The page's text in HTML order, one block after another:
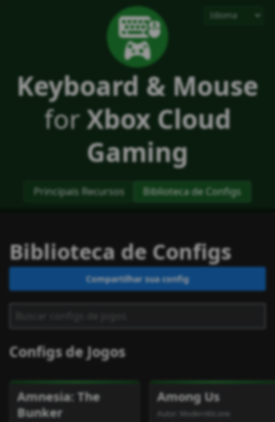
Keyboard & Mouse
forXbox Cloud
Gaming
Principais Recursos Biblioteca de Configs
Biblioteca de Configs
Compartilhar sua config
Configs de Jogos
Amnesia: The
Bunker
Among Us
Autor: ModernKit.one